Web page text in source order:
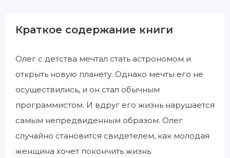
Краткое содержание книги
Олег с детства мечтал стать астрономом и
открыть новую планету. Однако мечты его не
осуществились, и он стал обычным
программистом. И вдруг его жизнь нарушается
самым непредвиденным образом. Олег
случайно становится свидетелем, как молодая
женщина хочет покончить жизнь